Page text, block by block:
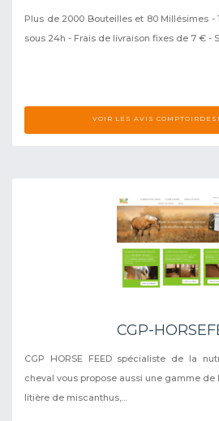
Plus de 2000 Bouteilles et 80 Millésimes -
sous 24h - Frais de livraison fixes de 7 € -
VOIR LES AVIS
CGP-
CGP HORSE FEED spécialiste de la
cheval vous propose aussi une gamme
litière de miscanthus,...